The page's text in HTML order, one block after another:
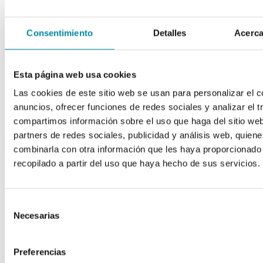
Consentimiento Detalles
Esta página web usa cookies
Las cookies de este sitio web se usan para personalizar el
anuncios, ofrecer funciones de redes sociales y analizar el
compartimos información sobre el uso que haga del sitio
partners de redes sociales, publicidad y análisis web,
combinarla con otra información que les haya
recopilado a partir del uso que haya hecho de sus servicios.
Necesarias
Preferencias
Otros
material laboratorio
Utillaje
Fungible
Reactivos
Reactivos Merck
menu shopping_cart search homelock
Búsqueda en el sitio
Inicio >>
En tres días da comienzo el XV Congreso Nacional de la
AEFF